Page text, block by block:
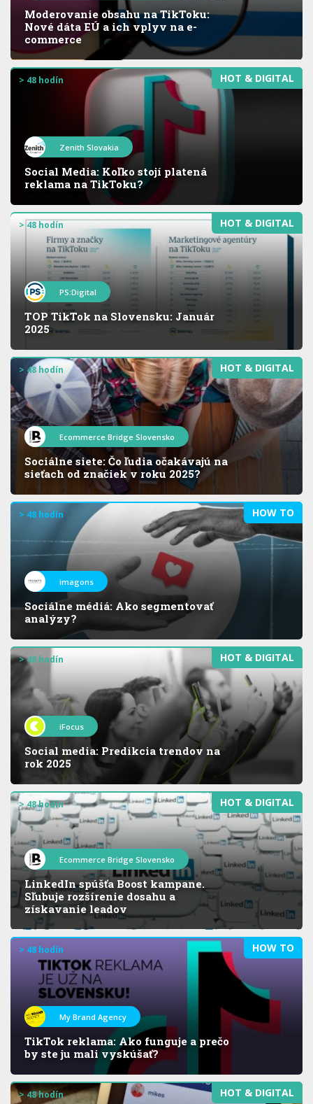
Moderovanie obsahu na TikToku:
Nové dáta EÚ a ich vplyv na e-
commerce
HOT & DIGITAL
> 48 hodín
Zenith Slovakia
Social Media: Koľko stojí platená
reklama na TikToku?
HOT & DIGITAL
> 48 hodín
PS:Digital
TOP TikTok na Slovensku: Január
2025
HOT & DIGITAL
> 48 hodín
Ecommerce Bridge Slovensko
Sociálne siete: Čo ľudia očakávajú na
sieťach od značiek v roku 2025?
HOW TO
> 48 hodín
imagons
Sociálne médiá: Ako segmentovať
analýzy?
HOT & DIGITAL
> 48 hodín
iFocus
Social media: Predikcia trendov na
rok 2025
HOT & DIGITAL
> 48 hodín
Ecommerce Bridge Slovensko
LinkedIn spúšťa Boost kampane.
Sľubuje rozšírenie dosahu a
získavanie leadov
HOW TO
> 48 hodín
My Brand Agency
TikTok reklama: Ako funguje a prečo
by ste ju mali vyskúšať?
HOT & DIGITAL
> 48 hodín